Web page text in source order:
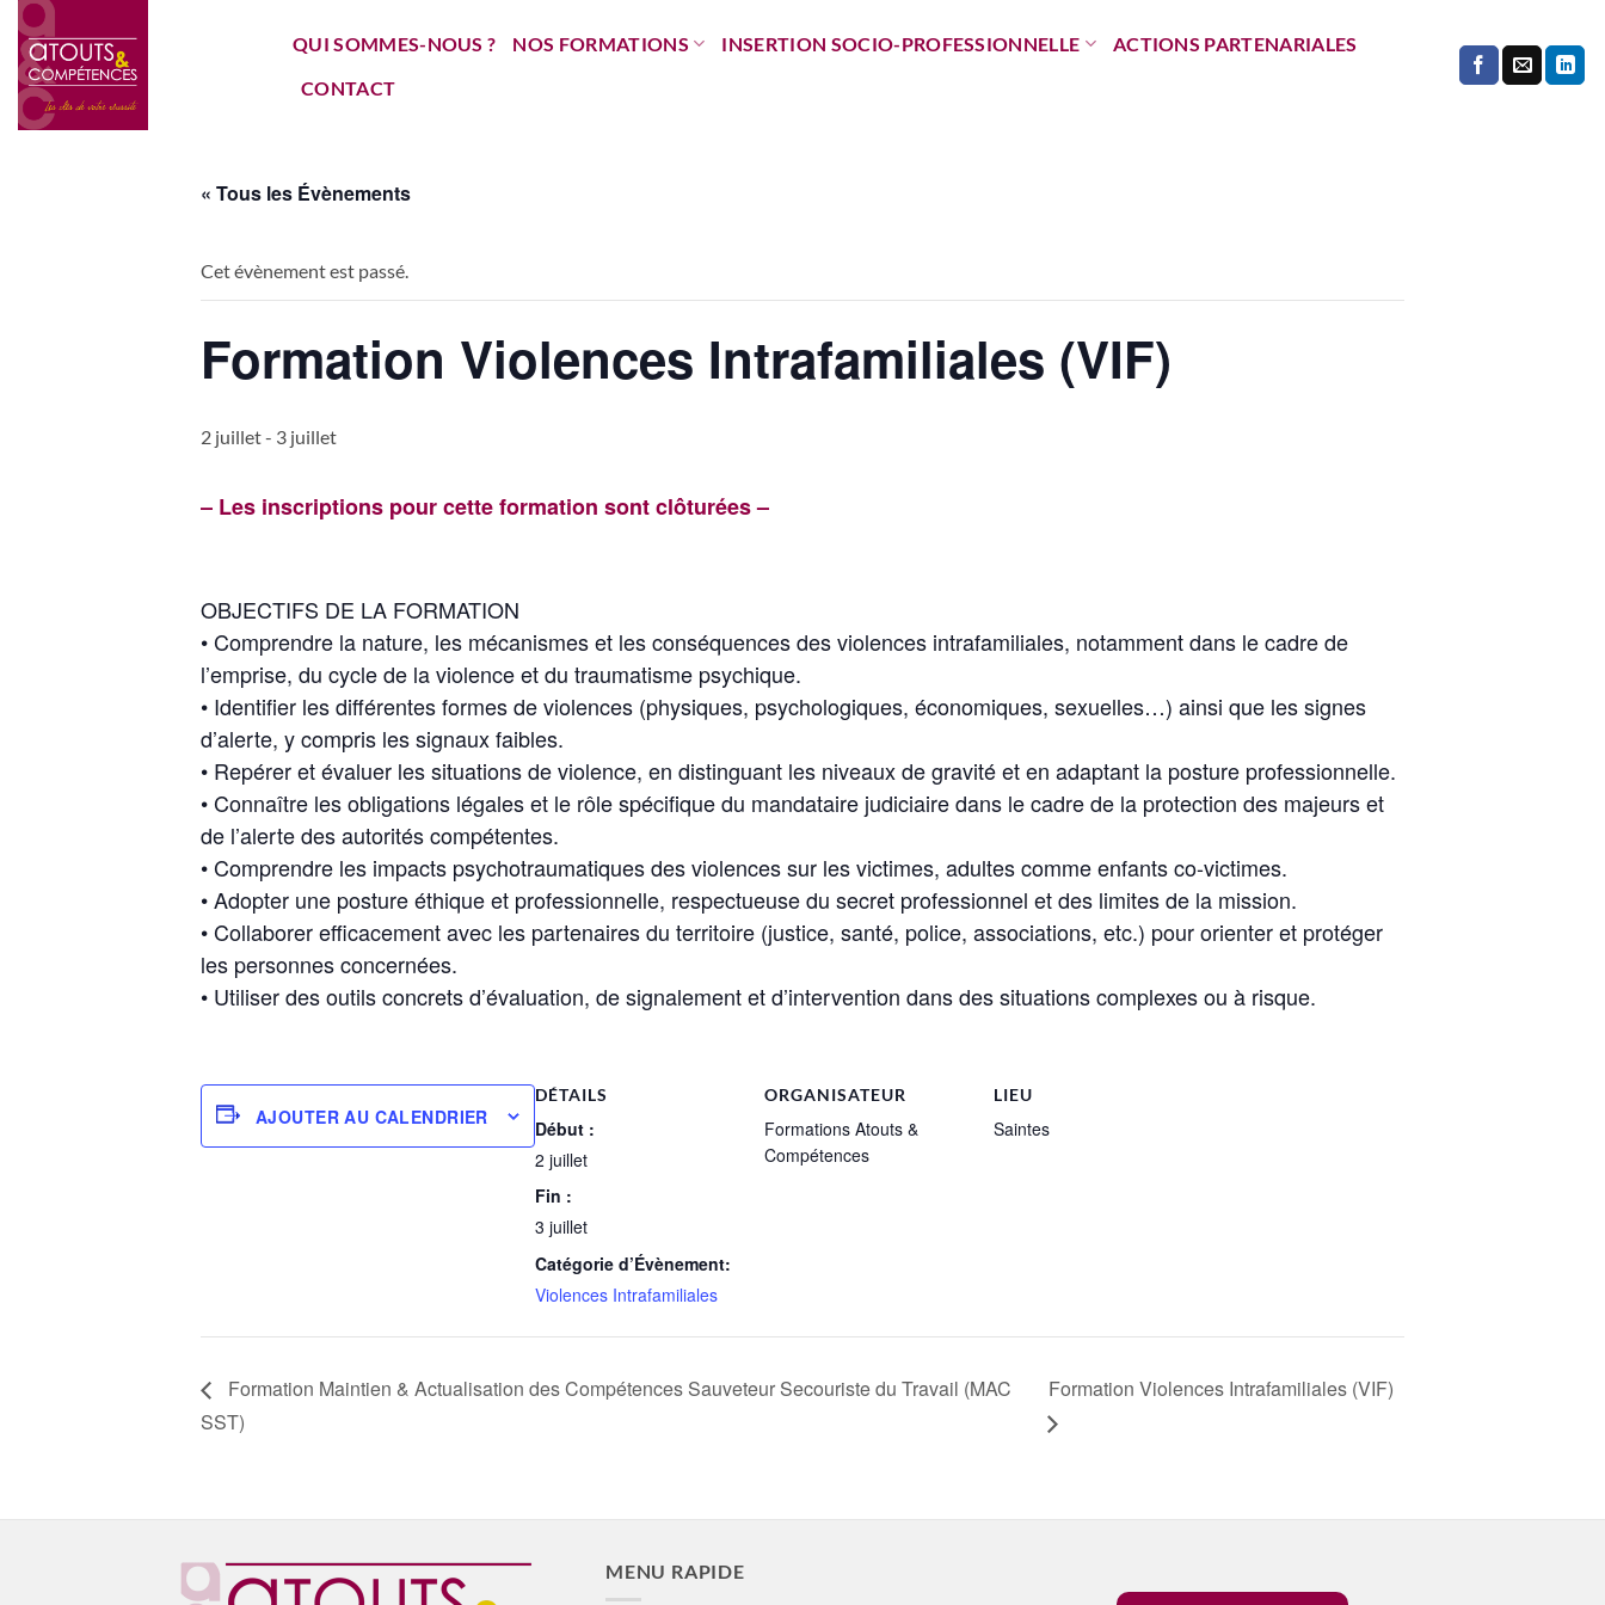
Passer
contenu
QUI SOMMES-NOUS ? NOS FORMATIONS INSERTION SOCIO-PROFESSIONNELLE
ACTIONS PARTENARIALES
CONTACT
« Tous les Évènements
Cet évènement est passé.
Formation Violences Intrafamiliales (VIF)
2 juillet- 3 juillet
– Les inscriptions pour cette formation sont clôturées –
OBJECTIFS DE LA FORMATION
• Comprendre la nature, les mécanismes et les conséquences des violences intrafamiliales, notamment dans le cadre de
l’emprise, du cycle de la violence et du traumatisme psychique.
• Identifier les différentes formes de violences (physiques, psychologiques, économiques, sexuelles…) ainsi que les signes
d’alerte, y compris les signaux faibles.
• Repérer et évaluer les situations de violence, en distinguant les niveaux de gravité et en adaptant la posture professionnelle.
• Connaître les obligations légales et le rôle spécifique du mandataire judiciaire dans le cadre de la protection des majeurs et
de l’alerte des autorités compétentes.
• Comprendre les impacts psychotraumatiques des violences sur les victimes, adultes comme enfants co-victimes.
• Adopter une posture éthique et professionnelle, respectueuse du secret professionnel et des limites de la mission.
• Collaborer efficacement avec les partenaires du territoire (justice, santé, police, associations, etc.) pour orienter et protéger
les personnes concernées.
• Utiliser des outils concrets d’évaluation, de signalement et d’intervention dans des situations complexes ou à risque.
AJOUTER AU CALENDRIER
DÉTAILS
Début :
2 juillet
Fin :
3 juillet
Catégorie d’Évènement:
Violences Intrafamiliales
ORGANISATEUR
Formations Atouts &
Compétences
LIEU
Saintes
Formation Maintien & Actualisation des Compétences Sauveteur Secouriste du Travail (MAC
SST)
Formation Violences Intrafamiliales (VIF)
MENU RAPIDE